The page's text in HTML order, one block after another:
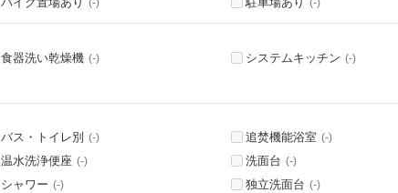
(-) (-)
食器洗い乾燥機 (-) システムキッチン (-)
バス・トイレ別 (-) 追焚機能浴室 (-)
温水洗浄便座 (-) 洗面台 (-)
シャワー (-) 独立洗面台 (-)